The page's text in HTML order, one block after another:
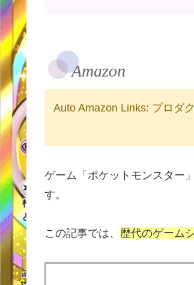
Amazon
Auto Amazon Links: プロダ
ゲーム「ポケットモンスター
す。
この記事では、 歴代のゲーム